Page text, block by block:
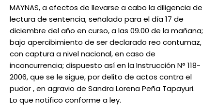
MAYNAS, a efectos de llevarse a cabo la diligencia de
lectura de sentencia, señalado para el día 17 de
diciembre del año en curso, a las 09.00 de la mañana;
bajo apercibimiento de ser declarado reo contumaz,
con captura a nivel nacional, en caso de
inconcurrencia; dispuesto así en la Instrucción N° 118-
2006, que se le sigue, por delito de actos contra el
pudor , en agravio de Sandra Lorena Peña Tapayuri.
Lo que notifico conforme a ley.